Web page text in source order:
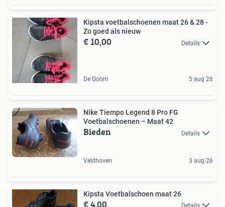
Kipsta voetbalschoenen maat 26 & 28 -
Zo goed als nieuw
€ 10,00 Details
De Goorn 5 aug 26
Nike Tiempo Legend 8 Pro FG
Voetbalschoenen – Maat 42
Bieden Details
Veldhoven 3 aug 26
Kipsta Voetbalschoen maat 26
€ 4,00 Details